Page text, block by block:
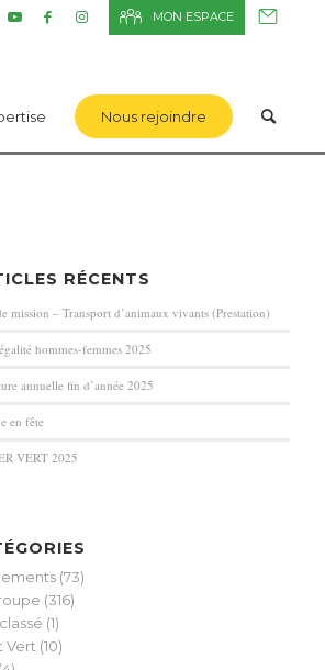
MON ESPACE
Nous rejoindre
RÉCENTS
mission – Transport d’animaux vivants (Prestation)
hommes-femmes 2025
annuelle fin d’année 2025
en fête
VERT 2025
(73)
(316)
(1)
Vert (10)